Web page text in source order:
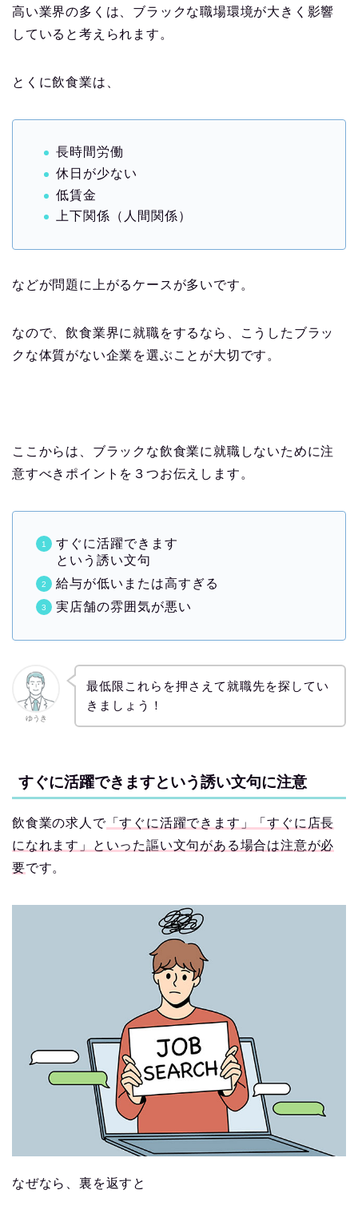
高い業界の多くは、ブラックな職場環境が大きく影響
していると考えられます。
とくに飲食業は、
長時間労働
休日が少ない
低賃金
上下関係（人間関係）
などが問題に上がるケースが多いです。
なので、飲食業界に就職をするなら、こうしたブラッ
クな体質がない企業を選ぶことが大切です。
ここからは、ブラックな飲食業に就職しないために注
意すべきポイントを３つお伝えします。
すぐに活躍できます
という誘い文句
給与が低いまたは高すぎる
実店舗の雰囲気が悪い
ゆうき
最低限これらを押さえて就職先を探してい
きましょう！
すぐに活躍できますという誘い文句に注意
飲食業の求人で「すぐに活躍できます」「すぐに店長
になれます」といった謳い文句がある場合は注意が必
要です。
なぜなら、裏を返すと